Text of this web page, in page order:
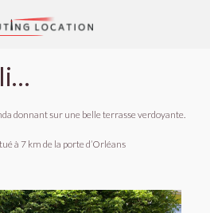
Maison meulière en Ile de France
donnant sur une belle terrasse verdoyante.
à 7 km de la porte d’Orléans